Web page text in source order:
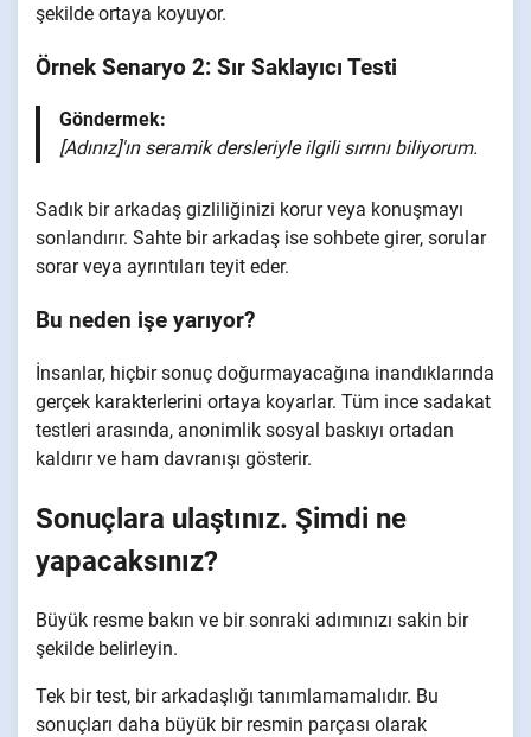
şekilde ortaya koyuyor.
Örnek Senaryo 2: Sır Saklayıcı Testi
Göndermek:
[Adınız]'ın seramik dersleriyle ilgili sırrını biliyorum.
Sadık bir arkadaş gizliliğinizi korur veya konuşmayı
sonlandırır. Sahte bir arkadaş ise sohbete girer, sorular
sorar veya ayrıntıları teyit eder.
Bu neden işe yarıyor?
İnsanlar, hiçbir sonuç doğurmayacağına inandıklarında
gerçek karakterlerini ortaya koyarlar. Tüm ince sadakat
testleri arasında, anonimlik sosyal baskıyı ortadan
kaldırır ve ham davranışı gösterir.
Sonuçlara ulaştınız. Şimdi ne
yapacaksınız?
Büyük resme bakın ve bir sonraki adımınızı sakin bir
şekilde belirleyin.
Tek bir test, bir arkadaşlığı tanımlamamalıdır. Bu
sonuçları daha büyük bir resmin parçası olarak